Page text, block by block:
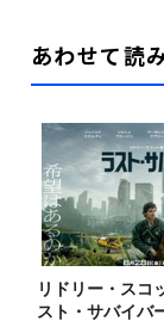
あわせて読
リドリー・スコ
スト・サバイバ